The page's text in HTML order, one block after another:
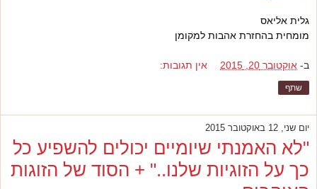
גלית אליאס
מומחית בהחזרת אהבות למקומן
ב- אוקטובר 20, 2015 אין תגובות:
שתף
יום שני, 12 באוקטובר 2015
"לא האמנתי שיומיים יכולים להשפיע כל
כך על הזוגיות שלנו.." + הסוד של הזוגות